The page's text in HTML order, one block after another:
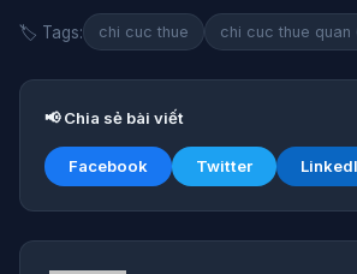
🏷️ Tags: chi cuc thue chi cuc thue quan
📢 Chia sẻ bài viết
Facebook Twitter